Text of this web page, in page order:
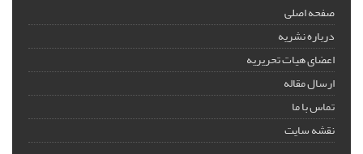
صفحه اصلی
درباره نشریه
اعضای هیات تحریریه
ارسال مقاله
تماس با ما
نقشه سایت